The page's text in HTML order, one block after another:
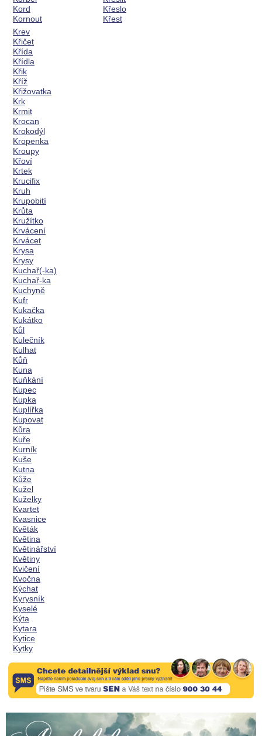
Kord
Kornout
Křeslo
Křest
Krev
Křičet
Křída
Křídla
Křik
Kříž
Křižovatka
Krk
Krmit
Krocan
Krokodýl
Kropenka
Kroupy
Křoví
Krtek
Krucifix
Kruh
Krupobití
Krůta
Kružítko
Krvácení
Krvácet
Krysa
Krysy
Kuchař(-ka)
Kuchař-ka
Kuchyně
Kufr
Kukačka
Kukátko
Kůl
Kulečník
Kulhat
Kůň
Kuna
Kuňkání
Kupec
Kupka
Kuplířka
Kupovat
Kůra
Kuře
Kurník
Kuše
Kutna
Kůže
Kužel
Kuželky
Kvartet
Kvasnice
Květák
Květina
Květinářství
Květiny
Kvičení
Kvočna
Kýchat
Kyrysník
Kyselé
Kýta
Kytara
Kytice
Kytky